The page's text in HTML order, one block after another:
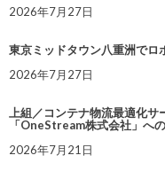
2026年7月27日
東京ミッドタウン八重洲でロ
2026年7月27日
上組／コンテナ物流最適化サ
「OneStream株式会社」へ
2026年7月21日